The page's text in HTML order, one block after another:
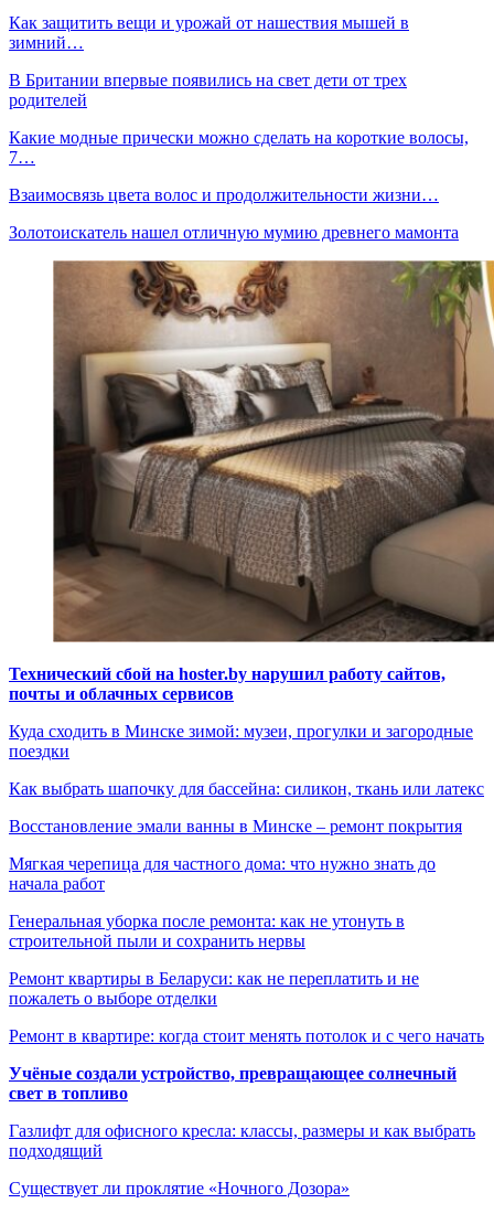
Как защитить вещи и урожай от нашествия мышей в
зимний…
В Британии впервые появились на свет дети от трех
родителей
Какие модные прически можно сделать на короткие волосы,
7…
Взаимосвязь цвета волос и продолжительности жизни…
Золотоискатель нашел отличную мумию древнего мамонта
Технический сбой на hoster.by нарушил работу сайтов,
почты и облачных сервисов
Куда сходить в Минске зимой: музеи, прогулки и загородные
поездки
Как выбрать шапочку для бассейна: силикон, ткань или латекс
Восстановление эмали ванны в Минске – ремонт покрытия
Мягкая черепица для частного дома: что нужно знать до
начала работ
Генеральная уборка после ремонта: как не утонуть в
строительной пыли и сохранить нервы
Ремонт квартиры в Беларуси: как не переплатить и не
пожалеть о выборе отделки
Ремонт в квартире: когда стоит менять потолок и с чего начать
Учёные создали устройство, превращающее солнечный
свет в топливо
Газлифт для офисного кресла: классы, размеры и как выбрать
подходящий
Существует ли проклятие «Ночного Дозора»